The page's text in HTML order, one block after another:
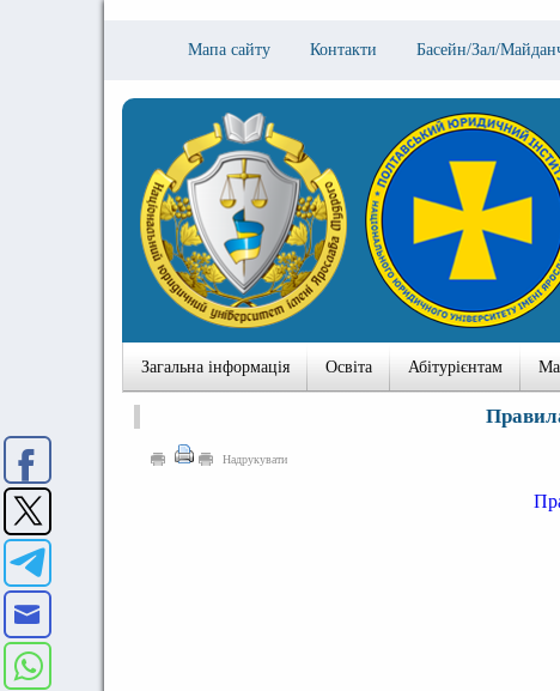
Мапа сайту Контакти Басейн/Зал/
Загальна інформація Освіта Абітурієнтам
Надрукувати